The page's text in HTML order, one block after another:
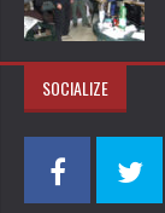
SOCIALIZE